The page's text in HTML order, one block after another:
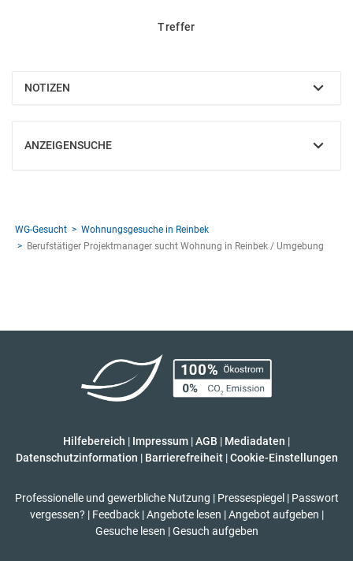
Treffer
NOTIZEN
EINBLENDEN
ANZEIGENSUCHE
EINBLENDEN
WG-Gesucht
Wohnungsgesuche in Reinbek
Berufstätiger Projektmanager sucht Wohnung in Reinbek / Umgebung
Hilfebereich | Impressum |AGB | Mediadaten |
Datenschutzinformation | Barrierefreiheit | Cookie-Einstellungen
Professionelle und gewerbliche Nutzung | Pressespiegel | Passwort
vergessen? | Feedback | Angebote lesen | Angebot aufgeben |
Gesuche lesen | Gesuch aufgeben